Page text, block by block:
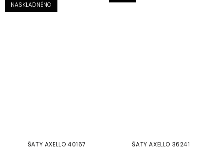
NASKLADNĚNO
ŠATY AXELLO 40167 ŠATY AXELLO 36241